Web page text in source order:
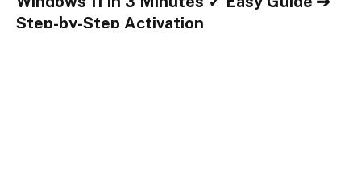
Step-by-Step Activation